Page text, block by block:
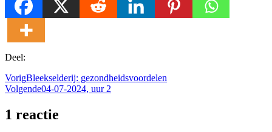
Deel:
VorigBleekselderij: gezondheidsvoordelen
Volgende04-07-2024, uur 2
1 reactie